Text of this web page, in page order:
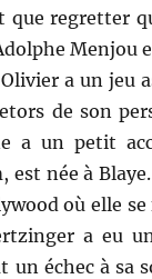
que regretter
Menjou
a un jeu
de son
a un petit
née à
où elle
a eu
un échec à sa